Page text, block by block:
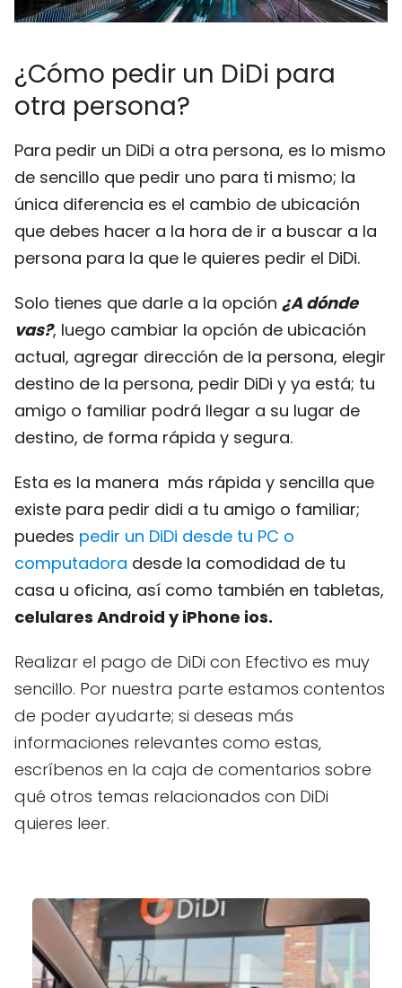
¿Cómo pedir un DiDi para
otra persona?
Para pedir un DiDi a otra persona, es lo mismo
de sencillo que pedir uno para ti mismo; la
única diferencia es el cambio de ubicación
que debes hacer a la hora de ir a buscar a la
persona para la que le quieres pedir el DiDi.
Solo tienes que darle a la opción ¿A dónde
vas?, luego cambiar la opción de ubicación
actual, agregar dirección de la persona, elegir
destino de la persona, pedir DiDi y ya está; tu
amigo o familiar podrá llegar a su lugar de
destino, de forma rápida y segura.
Esta es la manera más rápida y sencilla que
existe para pedir didi a tu amigo o familiar;
puedes pedir un DiDi desde tu PC o
computadora desde la comodidad de tu
casa u oficina, así como también en tabletas,
celulares Android y iPhone ios.
Realizar el pago de DiDi con Efectivo es muy
sencillo. Por nuestra parte estamos contentos
de poder ayudarte; si deseas más
informaciones relevantes como estas,
escríbenos en la caja de comentarios sobre
qué otros temas relacionados con DiDi
quieres leer.